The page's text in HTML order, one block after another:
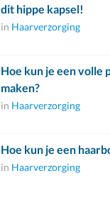
dit hippe kapsel!
in Haarverzorging
Hoe kun je een volle
maken?
in Haarverzorging
Hoe kun je een
in Haarverzorging